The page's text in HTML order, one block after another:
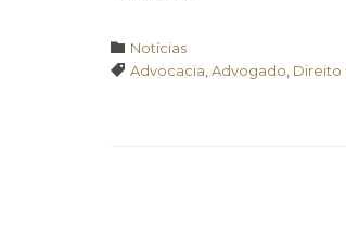
 Category
Notícias
 Tags
Advocacia Advogado Direito